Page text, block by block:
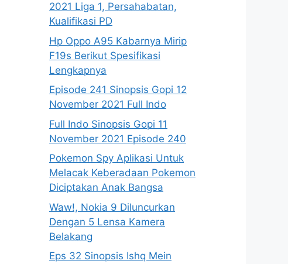
2021 Liga 1, Persahabatan,
Kualifikasi PD
Hp Oppo A95 Kabarnya Mirip
F19s Berikut Spesifikasi
Lengkapnya
Episode 241 Sinopsis Gopi 12
November 2021 Full Indo
Full Indo Sinopsis Gopi 11
November 2021 Episode 240
Pokemon Spy Aplikasi Untuk
Melacak Keberadaan Pokemon
Diciptakan Anak Bangsa
Waw!, Nokia 9 Diluncurkan
Dengan 5 Lensa Kamera
Belakang
Eps 32 Sinopsis Ishq Mein